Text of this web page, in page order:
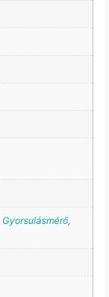
Gyorsulásmérő,